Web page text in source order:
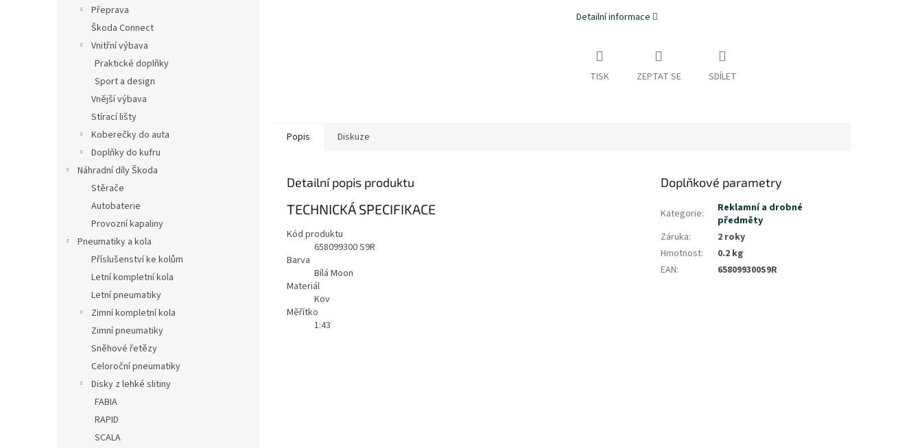
Přeprava
Škoda Connect
Vnitřní výbava
Praktické doplňky
Sport a design
Vnější výbava
Stírací lišty
Koberečky do auta
Doplňky do kufru
Náhradní díly Škoda
Stěrače
Autobaterie
Provozní kapaliny
Pneumatiky a kola
Příslušenství ke kolům
Letní kompletní kola
Letní pneumatiky
Zimní kompletní kola
Zimní pneumatiky
Sněhové řetězy
Celoroční pneumatiky
Disky z lehké slitiny
FABIA
RAPID
SCALA
Detailní informace
TISK ZEPTAT SE SDÍLET
Popis Diskuze
Detailní popis produktu
TECHNICKÁ SPECIFIKACE
Kód produktu
658099300 S9R
Barva
Bílá Moon
Materiál
Kov
Měřítko
1:43
Doplňkové parametry
Kategorie:
Reklamní a drobné
předměty
Záruka:
2 roky
Hmotnost:
0.2 kg
EAN: 658099300S9R